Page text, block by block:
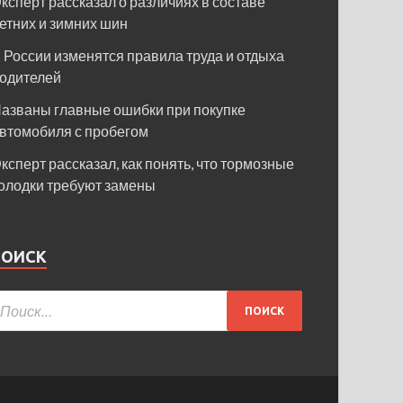
и зимних шин
России изменятся правила труда и отдыха
главные ошибки при покупке
с пробегом
рассказал, как понять, что тормозные
требуют замены